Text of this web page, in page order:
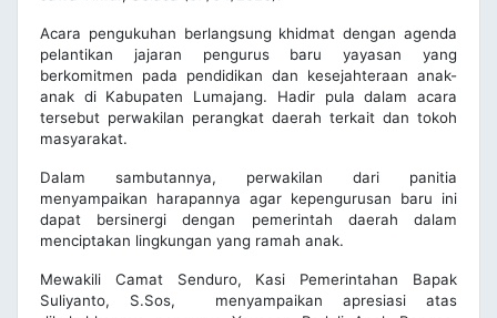
Acara pengukuhan berlangsung khidmat dengan agenda
pelantikan jajaran pengurus baru yayasan yang
berkomitmen pada pendidikan dan kesejahteraan anak-
anak di Kabupaten Lumajang. Hadir pula dalam acara
tersebut perwakilan perangkat daerah terkait dan tokoh
masyarakat.
Dalam sambutannya, perwakilan dari panitia
menyampaikan harapannya agar kepengurusan baru ini
dapat bersinergi dengan pemerintah daerah dalam
menciptakan lingkungan yang ramah anak.
Mewakili Camat Senduro, Kasi Pemerintahan Bapak
Suliyanto, S.Sos, menyampaikan apresiasi atas